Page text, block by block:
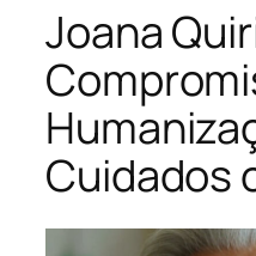
Joana
Cuidados